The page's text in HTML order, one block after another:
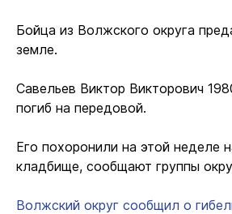
Бойца из Волжского округа
земле.
Савельев Виктор Викторович
погиб на передовой.
Его похоронили на этой неделе
кладбище, сообщают группы
Волжский округ сообщил о